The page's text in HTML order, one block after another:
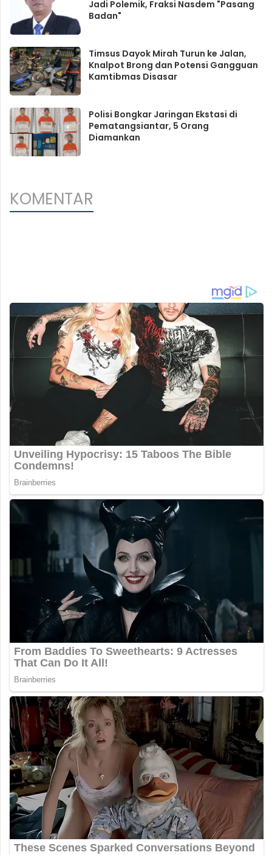
Jadi Polemik, Fraksi Nasdem "Pasang
Badan"
Timsus Dayok Mirah Turun ke Jalan,
Knalpot Brong dan Potensi Gangguan
Kamtibmas Disasar
Polisi Bongkar Jaringan Ekstasi di
Pematangsiantar, 5 Orang
Diamankan
KOMENTAR